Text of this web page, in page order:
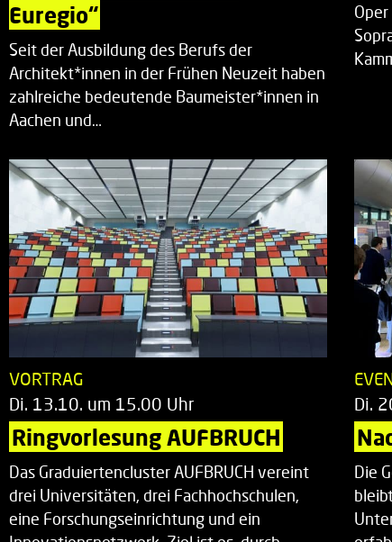
Euregio“
Seit der Ausbildung des Berufs der
Architekt*innen in der Frühen Neuzeit haben
zahlreiche bedeutende Baumeister*innen in
Aachen und…
VORTRAG
Di. 13.10. um 15.00 Uhr
Ringvorlesung AUFBRUCH
Das Graduiertencluster AUFBRUCH vereint
drei Universitäten, drei Fachhochschulen,
eine Forschungseinrichtung und ein
Di.
Die